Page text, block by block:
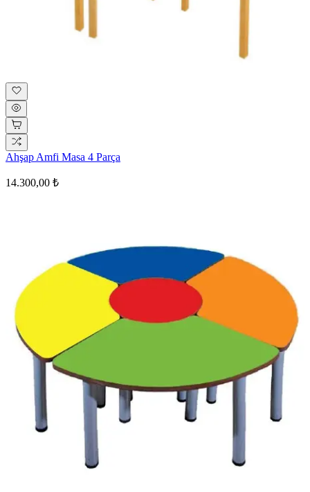
Ahşap Amfi Masa 4 Parça
14.300,00 ₺